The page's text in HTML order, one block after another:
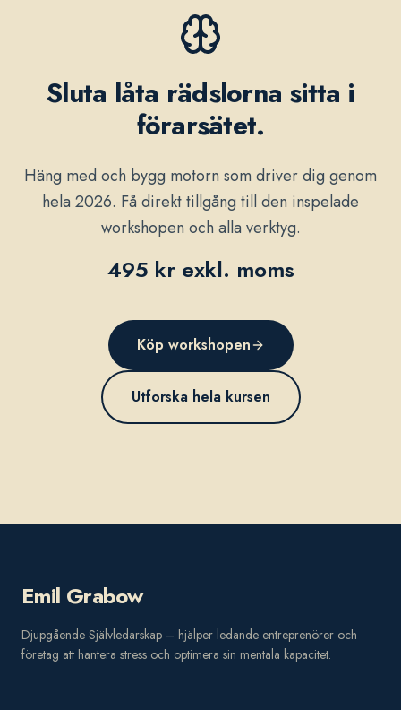
Sluta låta rädslorna sitta i
förarsätet.
Häng med och bygg motorn som driver dig genom
hela 2026. Få direkt tillgång till den inspelade
workshopen och alla verktyg.
495 kr exkl. moms
Köp workshopen
Utforska hela kursen
Emil Grabow
Djupgående Självledarskap – hjälper ledande entreprenörer och
företag att hantera stress och optimera sin mentala kapacitet.